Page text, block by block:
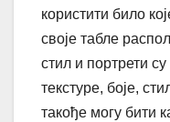
користити било
своје табле
стил и портрети
текстуре, боје,
такође могу бити